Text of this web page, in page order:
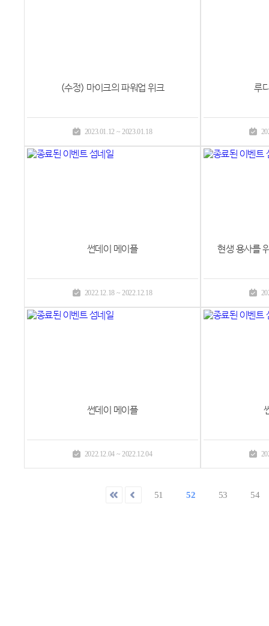
(수정) 마이크의 파워업 위크
2023.01.12 ~ 2023.01.18
루
썬데이 메이플
2022.12.18 ~ 2022.12.18
현생 용사를
썬데이 메이플
2022.12.04 ~ 2022.12.04
51 52 53 54